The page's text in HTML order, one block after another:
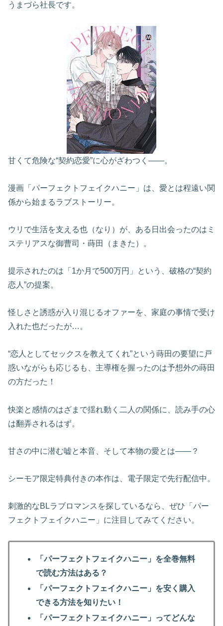
うまづら社長です。
甘くて危険な“契約恋愛”に心がざわつく――。
漫画「パーフェクトフェイクハニー」は、愛とは程遠い関
係から始まるラブストーリー。
ウリで生活を支える也（なり）が、ある日出会ったのはミ
ステリアスな御曹司・蒔田（まきた）。
提示されたのは「1か月で500万円」という、破格の“契約
恋人”の提案。
怪しさと誘惑が入り混じるオファーを、家庭の事情で受け
入れた也だったが…。
“恋人としてセックスを教えてくれ”という蒔田の要望に戸
惑いながらも応じるも、主導権を握ったのは予想外の蒔田
の方だった！
快楽と感情のはざまで揺れ動く二人の関係に、読み手の心
は翻弄されるはず。
甘さの中に潜む嘘と本音、そして本物の愛とは――？
シーモア限定特典付きの本作は、電子限定で先行配信中。
刺激的なBLラブロマンスを探しているなら、ぜひ「パー
フェクトフェイクハニー」に注目してみてください。
「パーフェクトフェイクハニー」を全巻無料
で読む方法はある？
「パーフェクトフェイクハニー」を安く購入
できる方法を知りたい！
「パーフェクトフェイクハニー」ってどんな